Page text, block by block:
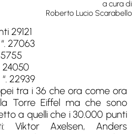
a cura di
Roberto Lucio Scarabello
29121
27063
24050
22939
tra i 36 che ora come ora
Torre Eiffel ma che sono
a quelli che i 30.000 punti
Viktor Axelsen, Anders